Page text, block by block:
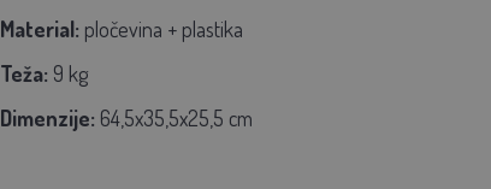
Material: pločevina + plastika
Teža: 9 kg
Dimenzije: 64,5x35,5x25,5 cm